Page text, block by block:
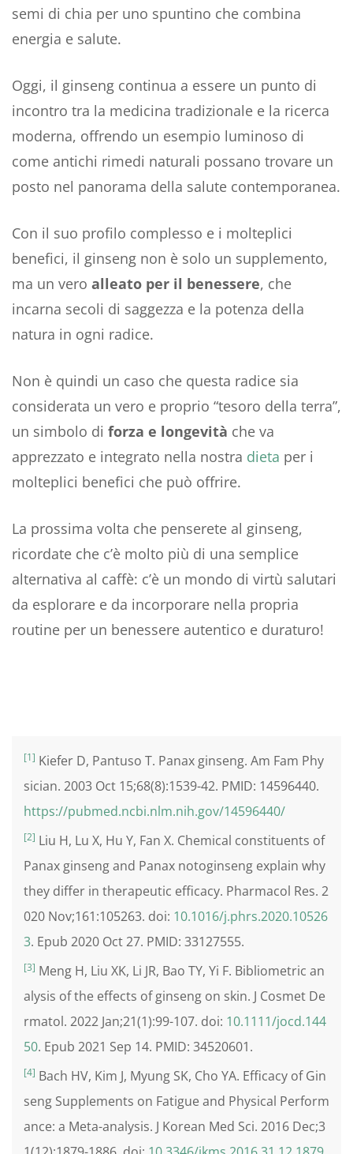
semi di chia per uno spuntino che combina
energia e salute.
Oggi, il ginseng continua a essere un punto di
incontro tra la medicina tradizionale e la ricerca
moderna, offrendo un esempio luminoso di
come antichi rimedi naturali possano trovare un
posto nel panorama della salute contemporanea.
Con il suo profilo complesso e i molteplici
benefici, il ginseng non è solo un supplemento,
ma un vero alleato per il benessere, che
incarna secoli di saggezza e la potenza della
natura in ogni radice.
Non è quindi un caso che questa radice sia
considerata un vero e proprio “tesoro della terra”,
un simbolo di forza e longevità che va
apprezzato e integrato nella nostra dieta per i
molteplici benefici che può offrire.
La prossima volta che penserete al ginseng,
ricordate che c’è molto più di una semplice
alternativa al caffè: c’è un mondo di virtù salutari
da esplorare e da incorporare nella propria
routine per un benessere autentico e duraturo!
[1] Kiefer D, Pantuso T. Panax ginseng. Am Fam Phy
sician. 2003 Oct 15;68(8):1539-42. PMID: 14596440.
https://pubmed.ncbi.nlm.nih.gov/14596440/
[2] Liu H, Lu X, Hu Y, Fan X. Chemical constituents of
Panax ginseng and Panax notoginseng explain why
they differ in therapeutic efficacy. Pharmacol Res. 2
020 Nov;161:105263. doi: 10.1016/j.phrs.2020.10526
3. Epub 2020 Oct 27. PMID: 33127555.
[3] Meng H, Liu XK, Li JR, Bao TY, Yi F. Bibliometric an
alysis of the effects of ginseng on skin. J Cosmet De
rmatol. 2022 Jan;21(1):99-107. doi: 10.1111/jocd.144
50. Epub 2021 Sep 14. PMID: 34520601.
[4] Bach HV, Kim J, Myung SK, Cho YA. Efficacy of Gin
seng Supplements on Fatigue and Physical Perform
ance: a Meta-analysis. J Korean Med Sci. 2016 Dec;3